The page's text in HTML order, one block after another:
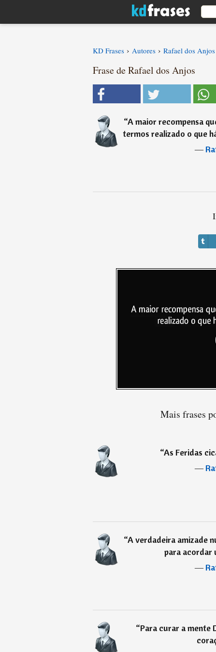
KD Frases › Autores › Rafael dos Anjos
Frase de Rafael dos Anjos
“A maior recompensa
termos realizado o que
―
Mais frases
“As Feridas
―
“A verdadeira amizade
para acordar
―
“Para curar a mente